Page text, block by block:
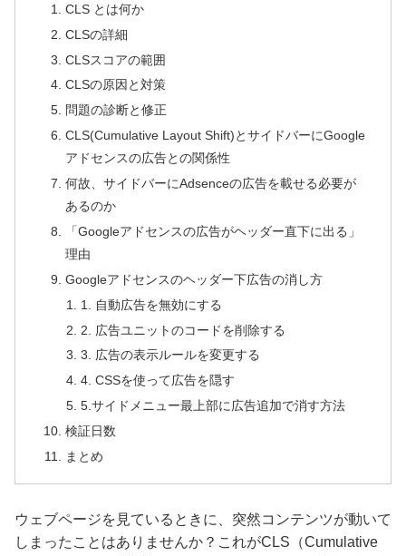
CLS とは何か
CLSの詳細
CLSスコアの範囲
CLSの原因と対策
問題の診断と修正
CLS(Cumulative Layout Shift)とサイドバーにGoogle
アドセンスの広告との関係性
何故、サイドバーにAdsenceの広告を載せる必要が
あるのか
「Googleアドセンスの広告がヘッダー直下に出る」
理由
Googleアドセンスのヘッダー下広告の消し方
1. 自動広告を無効にする
2. 広告ユニットのコードを削除する
3. 広告の表示ルールを変更する
4. CSSを使って広告を隠す
5.サイドメニュー最上部に広告追加で消す方法
検証日数
まとめ
ウェブページを見ているときに、突然コンテンツが動いて
しまったことはありませんか？これがCLS（Cumulative